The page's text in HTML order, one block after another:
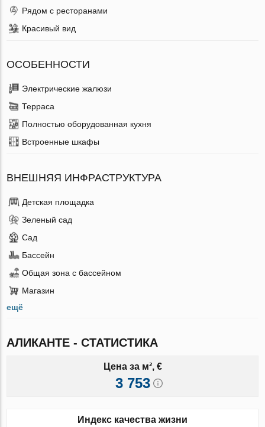
Рядом с ресторанами
Красивый вид
ОСОБЕННОСТИ
Электрические жалюзи
Терраса
Полностью оборудованная кухня
Встроенные шкафы
ВНЕШНЯЯ ИНФРАСТРУКТУРА
Детская площадка
Зеленый сад
Сад
Бассейн
Общая зона с бассейном
Магазин
ещё
АЛИКАНТЕ - СТАТИСТИКА
Цена за м², €
3 753
Индекс качества жизни